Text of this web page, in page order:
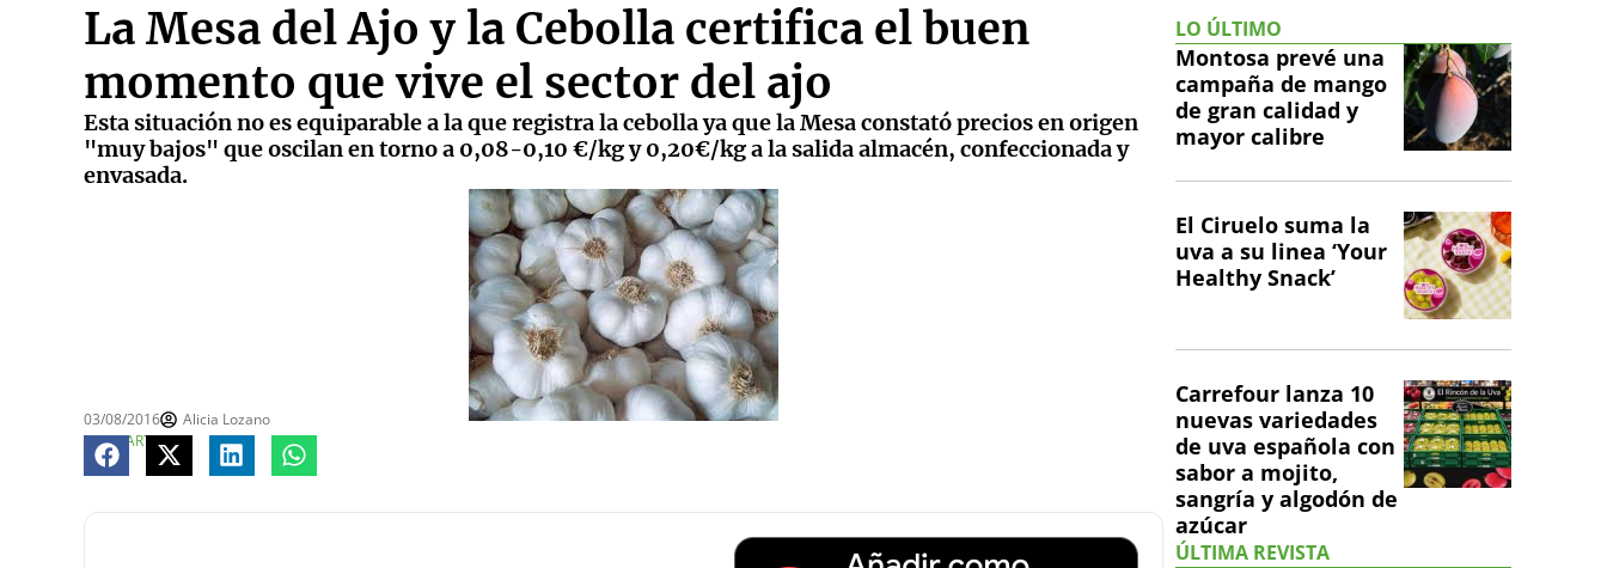
La Mesa del Ajo y la Cebolla certifica el buen
momento que vive el sector del ajo
Esta situación no es equiparable a la que registra la cebolla ya que la Mesa constató precios en origen
"muy bajos" que oscilan en torno a 0,08-0,10 €/kg y 0,20€/kg a la salida almacén, confeccionada y
envasada.
03/08/2016
Alicia Lozano
COMPARTE
LO ÚLTIMO
Montosa prevé una
campaña de mango
de gran calidad y
mayor calibre
El Ciruelo suma la
uva a su linea ‘Your
Healthy Snack’
Carrefour lanza 10
nuevas variedades
de uva española con
sabor a mojito,
sangría y algodón de
azúcar
ÚLTIMA REVISTA